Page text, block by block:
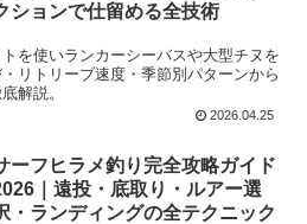
ションで仕留める全技術
を使いランカーシーバスや大型チヌを
リトリーブ速度・季節別パターンから
解説。
2026.04.25
ーフヒラメ釣り完全攻略ガイド
｜遠投・底取り・ルアー選
・ランディングの全テクニック